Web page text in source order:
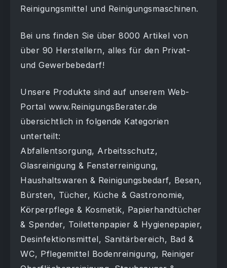
Reinigungsmittel und Reinigungsmaschinen.
Bei uns finden Sie über 8000 Artikel von
über 90 Herstellern, alles für den Privat-
und Gewerbebedarf!
Unsere Produkte sind auf unserem Web-
Portal www.ReinigungsBerater.de
übersichtlich in folgende Kategorien
unterteilt:
Abfallentsorgung, Arbeitsschutz,
Glasreinigung & Fensterreinigung,
Haushaltswaren & Reinigungsbedarf, Besen,
Bürsten, Tücher, Küche & Gastronomie,
Körperpflege & Kosmetik, Papierhandtücher
& Spender, Toilettenpapier & Hygienepapier,
Desinfektionsmittel, Sanitärbereich, Bad &
WC, Pflegemittel Bodenreinigung, Reiniger